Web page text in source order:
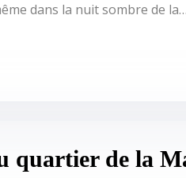
dans la nuit sombre de la…
quartier de la